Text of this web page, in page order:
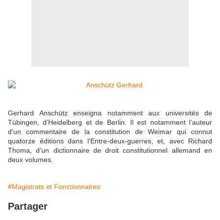
Gerhard Anschütz enseigna notamment aux universités de
Tübingen, d’Heidelberg et de Berlin. Il est notamment l’auteur
d’un commentaire de la constitution de Weimar qui connut
quatorze éditions dans l’Entre-deux-guerres, et, avec Richard
Thoma, d’un dictionnaire de droit constitutionnel allemand en
deux volumes.
#Magistrats et Fonctionnaires
Partager